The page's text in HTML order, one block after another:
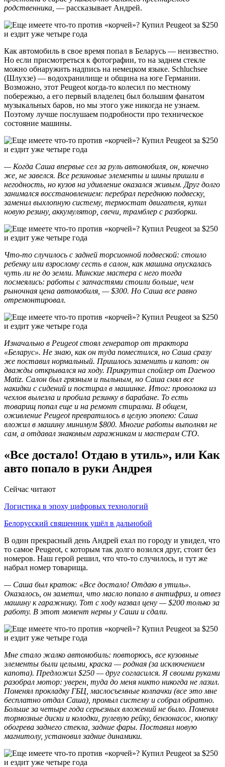
родственника, — рассказывает Андрей.
Как автомобиль в свое время попал в Беларусь — неизвестно.
Но если присмотреться к фотографии, то на заднем стекле
можно обнаружить надпись на немецком языке. Schluchsee
(Шлухзе) — водохранилище и община на юге Германии.
Возможно, этот Peugeot когда-то колесил по местному
побережью, а его первый владелец был большим фанатом
музыкальных баров, но мы этого уже никогда не узнаем.
Поэтому лучше послушаем подробности про техническое
состояние машины.
— Когда Саша впервые сел за руль автомобиля, он, конечно
же, не завелся. Все резиновые элементы и шины пришли в
негодность, но кузов на удивление оказался живым. Друг долго
занимался восстановлением: перебрал переднюю подвеску,
заменил выхлопную систему, термостат двигателя, купил
новую резину, аккумулятор, свечи, трамблер с разборки.
Что-то случилось с задней торсионной подвеской: стоило
ребенку или взрослому сесть в салон, как машина опускалась
чуть ли не до земли. Минские мастера с него тогда
посмеялись: работы с запчастями стоили больше, чем
рыночная цена автомобиля, — $300. Но Саша все равно
отремонтировал.
Изначально в Peugeot стоял генератор от трактора
«Беларус». Не знаю, как он туда поместился, но Саша сразу
же поставил нормальный. Пришлось заменить и капот: он
дважды открывался на ходу. Прикрутил спойлер от Daewoo
Matiz. Салон был грязным и пыльным, но Саша снял все
накидки с сидений и постирал в машинке. Итог: проволока из
чехлов вылезла и пробила резинку в барабане. То есть
товарищ попал еще и на ремонт стиралки. В общем,
оживление Peugeot превратилось в целую эпопею: Саша
вложил в машину минимум $800. Многие работы выполнял не
сам, а отдавал знакомым гаражникам и мастерам СТО.
«Все достало! Отдаю в утиль», или Как
авто попало в руки Андрея
Сейчас читают
Логистика в эпоху цифровых технологий
Белорусский священник ушёл в дальнобой
В один прекрасный день Андрей ехал по городу и увидел, что
то самое Peugeot, с которым так долго возился друг, стоит без
номеров. Наш герой решил, что что-то случилось, и тут же
набрал номер товарища.
— Саша был краток: «Все достало! Отдаю в утиль».
Оказалось, он заметил, что масло попало в антифриз, и отвез
машину к гаражнику. Тот с ходу назвал цену — $200 только за
работу. В этот момент нервы у Саши и сдали.
Мне стало жалко автомобиль: повторюсь, все кузовные
элементы были целыми, краска — родная (за исключением
капота). Предложил $250 — друг согласился. Я своими руками
разобрал мотор: уверен, туда до меня никто никогда не лазил.
Поменял прокладку ГБЦ, маслосъемные колпачки (все это мне
бесплатно отдал Саша), промыл систему и собрал обратно.
Больше за четыре года серьезных вложений не было. Поменял
тормозные диски и колодки, рулевую рейку, бензонасос, кнопку
обогрева заднего стекла, задние фары. Поставил новую
магнитолу, установил задние динамики.